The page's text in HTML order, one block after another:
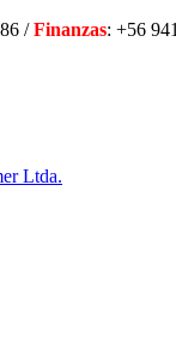
/Finanzas: +56